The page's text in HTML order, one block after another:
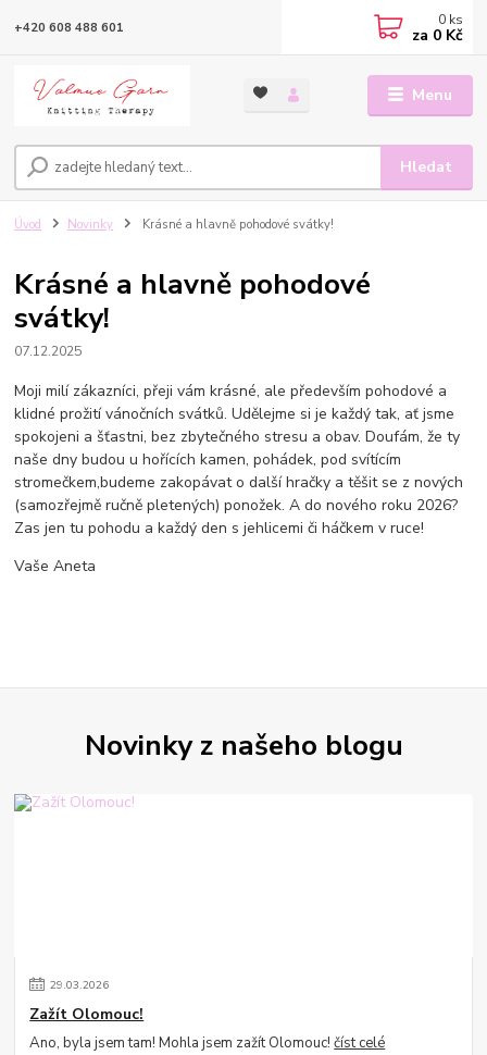
Menu
Hledat
+420 608 488 601 0 ks
za 0 Kč
Úvod Novinky Krásné a hlavně pohodové svátky!
Krásné a hlavně pohodové
svátky!
07.12.2025
Moji milí zákazníci, přeji vám krásné, ale především pohodové a
klidné prožití vánočních svátků. Udělejme si je každý tak, ať jsme
spokojeni a šťastni, bez zbytečného stresu a obav. Doufám, že ty
naše dny budou u hořících kamen, pohádek, pod svítícím
stromečkem,budeme zakopávat o další hračky a těšit se z nových
(samozřejmě ručně pletených) ponožek. A do nového roku 2026?
Zas jen tu pohodu a každý den s jehlicemi či háčkem v ruce!
Vaše Aneta
Novinky z našeho blogu
29.03.2026
Zažít Olomouc!
Ano, byla jsem tam! Mohla jsem zažít Olomouc!číst celé